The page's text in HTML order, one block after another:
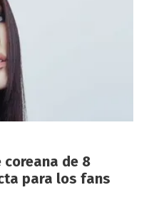
coreana de 8
para los fans